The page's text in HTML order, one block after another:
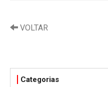
VOLTAR
Categorias